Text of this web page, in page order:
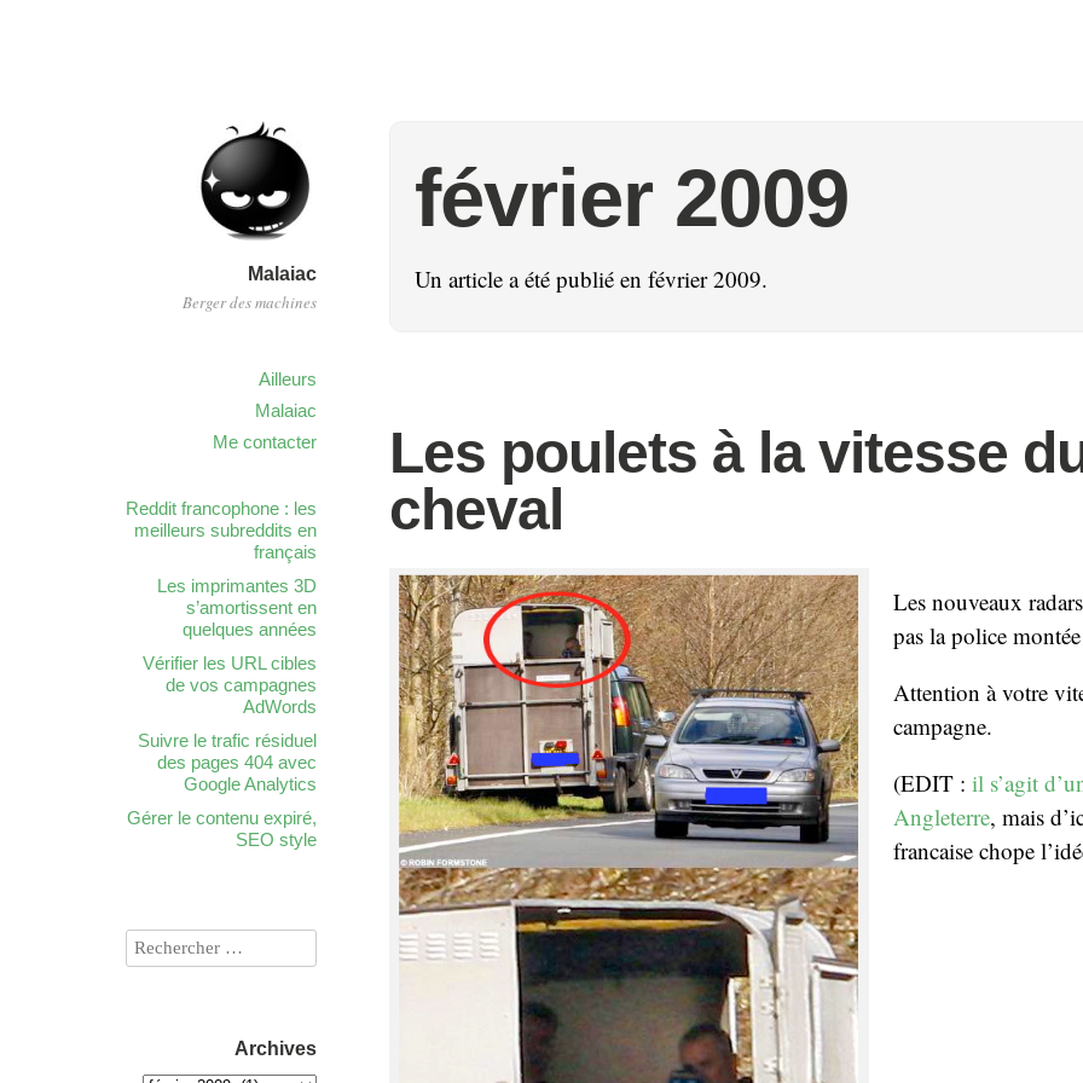
Malaiac
Berger des machines
Ailleurs
Malaiac
Me contacter
février 2009
Un article a été publié en février 2009.
Les poulets à la vitesse
cheval
Les nouveaux
pas la police
Attention à votre
campagne.
(EDIT : il s’agit
Angleterre, mais
francaise chope
Reddit francophone : les
meilleurs subreddits en
français
Les imprimantes 3D
s’amortissent en
quelques années
Vérifier les URL cibles
de vos campagnes
AdWords
Suivre le trafic résiduel
des pages 404 avec
Google Analytics
Gérer le contenu expiré,
SEO style
Archives